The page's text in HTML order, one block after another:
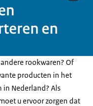
en
rookwaren? Of
producten in het
Nederland? Als
u ervoor zorgen dat